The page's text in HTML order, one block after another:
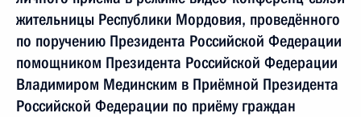
жительницы Республики Мордовия, проведённого
по поручению Президента Российской Федерации
помощником Президента Российской Федерации
Владимиром Мединским в Приёмной Президента
Российской Федерации по приёму граждан